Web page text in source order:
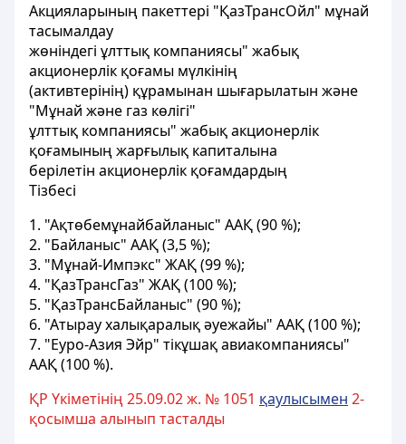
Акцияларының пакеттері "ҚазТрансОйл" мұнай
тасымалдау
жөніндегі ұлттық компаниясы" жабық
акционерлік қоғамы мүлкінің
(активтерінің) құрамынан шығарылатын және
"Мұнай және газ көлігі"
ұлттық компаниясы" жабық акционерлік
қоғамының жарғылық капиталына
берілетін акционерлік қоғамдардың
Тізбесі
1. "Ақтөбемұнайбайланыс" ААҚ (90 %);
2. "Байланыс" ААҚ (3,5 %);
3. "Мұнай-Импэкс" ЖАҚ (99 %);
4. "ҚазТрансГаз" ЖАҚ (100 %);
5. "ҚазТрансБайланыс" (90 %);
6. "Атырау халықаралық әуежайы" ААҚ (100 %);
7. "Еуро-Азия Эйр" тікұшақ авиакомпаниясы"
ААҚ (100 %).
ҚР Үкіметінің 25.09.02 ж. № 1051 қаулысымен 2-
қосымша алынып тасталды